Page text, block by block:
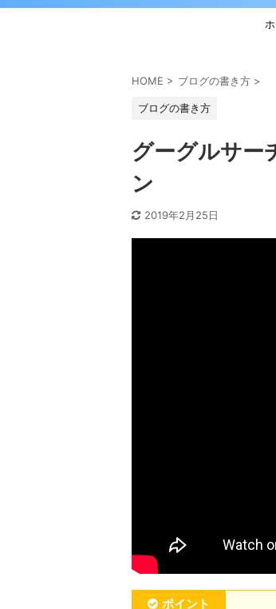
HOME > ブログの書き方 >
ブログの書き方
グーグルサー
ン
2019年2月25日
ポイント